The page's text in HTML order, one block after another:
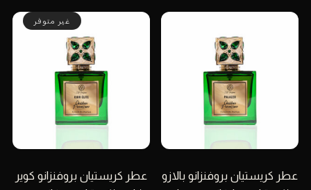
عطر كريستيان بروفنزانو بالازو
غير متوفر
عطر كريستيان بروفنزانو كوير